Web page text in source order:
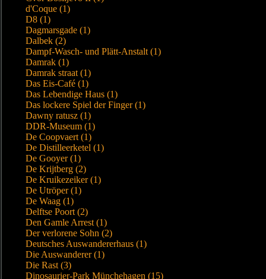
d'Coque (1)
D8 (1)
Dagmarsgade (1)
Dalbek (2)
Dampf-Wasch- und Plätt-Anstalt (1)
Damrak (1)
Damrak straat (1)
Das Eis-Café (1)
Das Lebendige Haus (1)
Das lockere Spiel der Finger (1)
Dawny ratusz (1)
DDR-Museum (1)
De Coopvaert (1)
De Distilleerketel (1)
De Gooyer (1)
De Krijtberg (2)
De Kruikezeiker (1)
De Utröper (1)
De Waag (1)
Delftse Poort (2)
Den Gamle Arrest (1)
Der verlorene Sohn (2)
Deutsches Auswandererhaus (1)
Die Auswanderer (1)
Die Rast (3)
Dinosaurier-Park Münchehagen (15)